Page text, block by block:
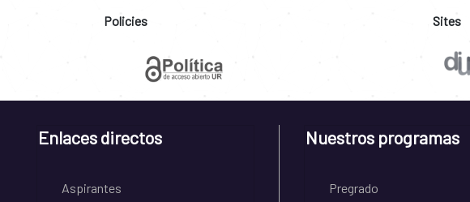
Policies Sites
Enlaces directos
Aspirantes
Nuestros programas
Pregrado